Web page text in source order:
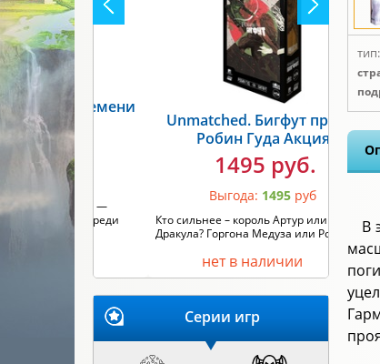
тип:
В
Unmatched. Бигфут против
Робин Гуда Акция!
1495 руб.
1495руб
Кто сильнее – король Артур или граф
Дракула? Горгона Медуза или Робин ...
нет в наличии
Серии игр